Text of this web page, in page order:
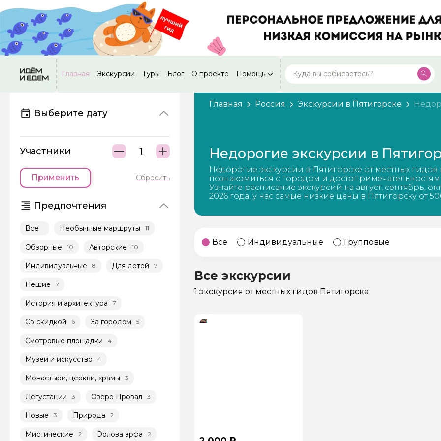
Главная Экскурсии Туры Блог О проекте Помощь
Москва
Россия
Россия
Калининград
Россия
28 экскурсий
Кисловодск
Россия
20 экскурсий
Дербент
Посмотреть все города
Выберите дату
Участники
Применить Сбросить
Предпочтения
Все Необычные маршруты 11
Обзорные 10 Авторские 10
Индивидуальные 8 Для детей 7
Пешие 7
История и архитектура 7
Со скидкой 6 За городом 5
Смотровые площадки 4
Музеи и искусство 4
Монастыри, церкви, храмы 3
Дегустации 3 Озеро Провал 3
Новые 3 Природа 2
Мистические 2 Эолова арфа 2
Главная Россия Экскурсии в Пятигорске
Недорогие экскурсии в
Недорогие экскурсии в Пятигорске от местных гидов
познакомиться с городом и
Узнайте расписание экскурсий на август, сентябрь,
2026 года, у нас самые низкие цены в Пятигорску от
Все Индивидуальные Групповые
Все экскурсии
1 экскурсия от местных гидов Пятигорска